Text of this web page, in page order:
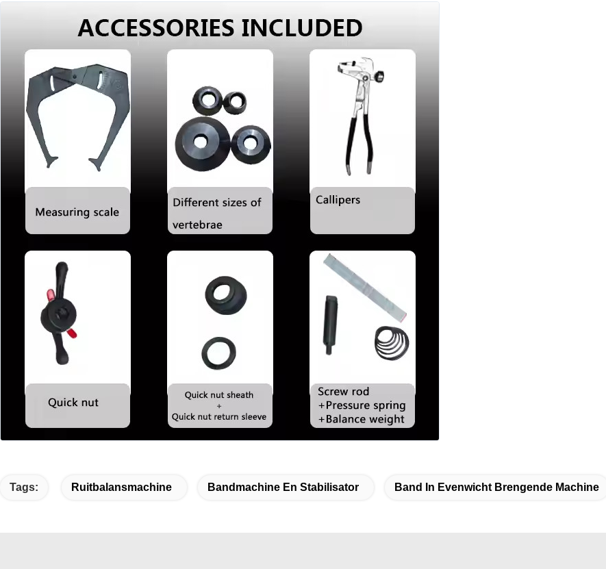
Tags: Ruitbalansmachine Bandmachine En Stabilisator Band In Evenwicht Brengende Machine